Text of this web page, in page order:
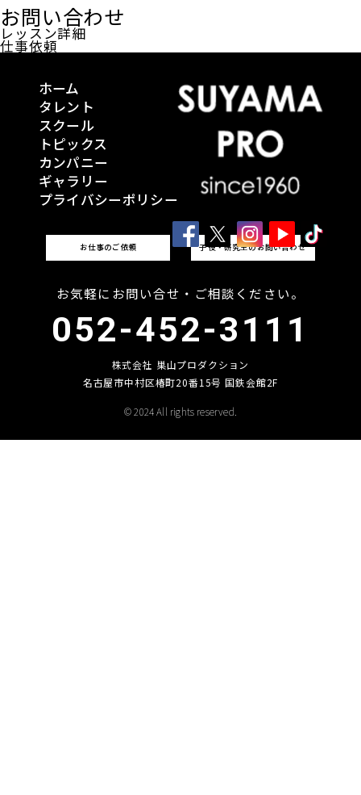
お問い合わせ
レッスン詳細
仕事依頼
ホーム
タレント
スクール
トピックス
カンパニー
ギャラリー
プライバシーポリシー
子役・研究生のお問い合わせ
お仕事のご依頼
お気軽にお問い合せ・ご相談ください。
052-452-3111
株式会社 巣山プロダクション
名古屋市中村区椿町20番15号 国鉄会館2F
© 2024 All rights reserved.